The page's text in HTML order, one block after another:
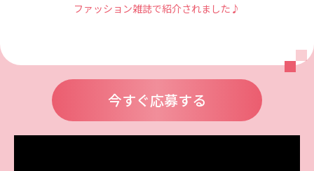
ファッション雑誌で紹介されました♪
今すぐ応募する